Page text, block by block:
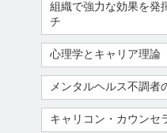
組織で強力な効果を発
チ
心理学とキャリア理論
メンタルヘルス不調者
キャリコン・カウンセ